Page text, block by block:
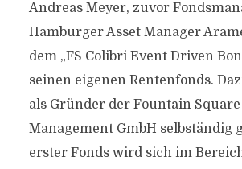
Andreas Meyer, zuvor
Hamburger Asset Manager
dem „FS Colibri Event Driven
seinen eigenen Rentenfonds.
als Gründer der Fountain Square
Management GmbH selbständig
erster Fonds wird sich im